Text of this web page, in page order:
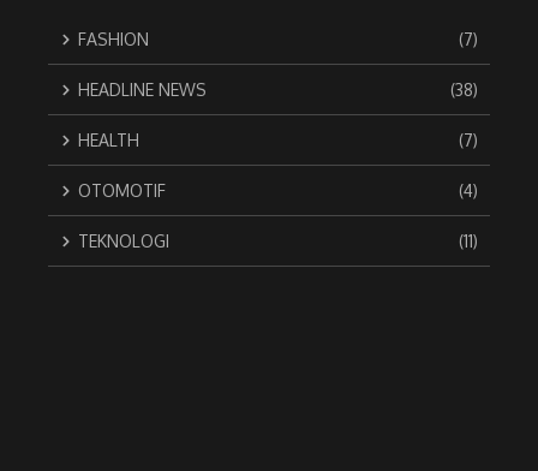
FASHION (7)
HEADLINE NEWS (38)
HEALTH (7)
OTOMOTIF (4)
TEKNOLOGI (11)